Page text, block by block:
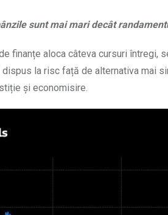
sunt mai mari decât
aloca câteva cursuri întregi,
la risc față de alternativa mai
și economisire.